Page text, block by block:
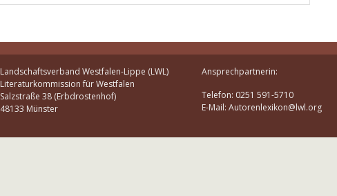
Landschaftsverband Westfalen-Lippe (LWL)
Literaturkommission für Westfalen
Salzstraße 38 (Erbdrostenhof)
48133 Münster
Ansprechpartnerin:
Telefon: 0251 591-5710
E-Mail: Autorenlexikon@lwl.org